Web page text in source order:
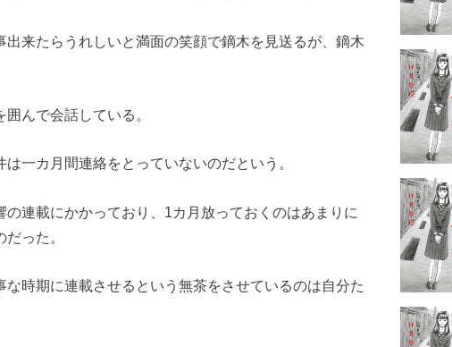
来たらうれしいと満面の笑顔で鏑木を見送るが、鏑木
んで会話している。
一カ月間連絡をとっていないのだという。
連載にかかっており、1カ月放っておくのはあまりに
った。
時期に連載させるという無茶をさせているのは自分た